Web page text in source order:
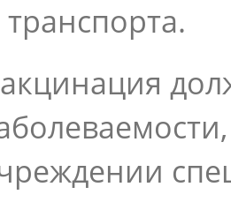
транспорта.